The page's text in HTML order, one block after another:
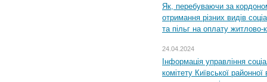
Як, перебуваючи за
отримання різних видів
та пільг на оплату
24.04.2024
Інформація управління
комітету Київської